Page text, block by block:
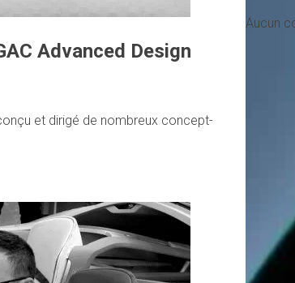
Advanced Design
et dirigé de nombreux concept-
Aucun